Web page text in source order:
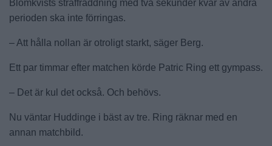
Blomkvists straffräddning med två sekunder kvar av andra
perioden ska inte förringas.
– Att hålla nollan är otroligt starkt, säger Berg.
Ett par timmar efter matchen körde Patric Ring ett gympass.
– Det är kul det också. Och behövs.
Nu väntar Huddinge i bäst av tre. Ring räknar med en
annan matchbild.